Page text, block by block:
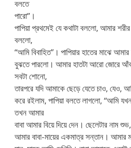
বলতে
পারো”।
পাপিয়া প্রথমেই যে কথাটা বললো, আমার
বললো,
“আমি বিবাহিত”। পাপিয়ার হাতের মাঝে
বুঝতে পারলো। আমার হাতটা আরো জোরে
সবটা শোনো,
তারপরে যদি আমাকে ছেড়ে যেতে চাও, যেও,
করে রইলাম, পাপিয়া বলতে লাগলো,
তখন আমার
বাবা আমার বিয়ে দিয়ে দেন। ছেলেটার নাম
আমার বাবা-মায়ের একমাত্র সন্তান। আমার